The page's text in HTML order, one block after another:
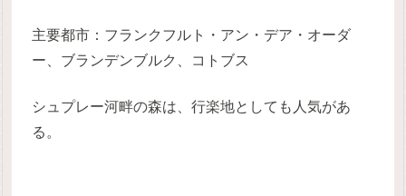
主要都市：フランクフルト・アン・デア・オーダ
ー、ブランデンブルク、コトブス
シュプレー河畔の森は、行楽地としても人気があ
る。